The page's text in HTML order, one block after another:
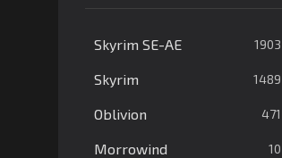
Skyrim SE-AE 1903
Skyrim 1489
Oblivion 471
Morrowind 10